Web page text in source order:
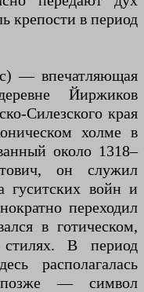
крепости в период
— впечатляющая
Йиржиков
Силезского края
холме в
около 1318–
он служил
гуситских войн и
переходил
в готическом,
В период
располагалась
— символ